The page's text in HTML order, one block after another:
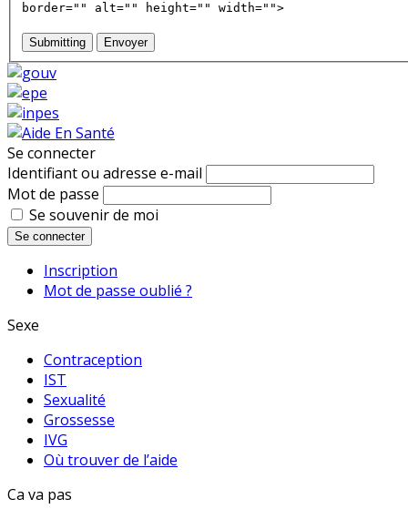
border="" alt="" height="" width="">
Submitting Envoyer
Se connecter
Identifiant ou adresse e-mail
Mot de passe
Se souvenir de moi
Se connecter
Inscription
Mot de passe oublié ?
Sexe
Contraception
IST
Sexualité
Grossesse
IVG
Où trouver de l’aide
Ca va pas